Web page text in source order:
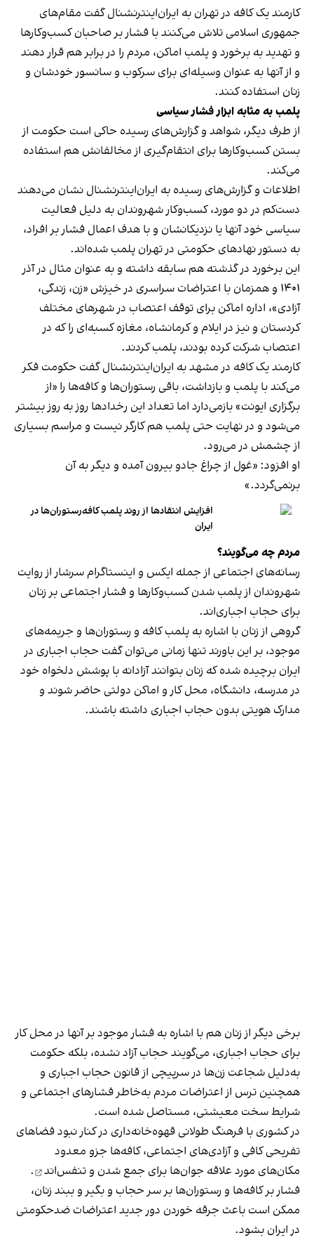
کارمند یک کافه در تهران به ایران‌اینترنشنال گفت مقام‌های
جمهوری اسلامی تلاش می‌کنند با فشار بر صاحبان کسب‌وکارها
و تهدید به برخورد و پلمب اماکن، مردم را در برابر هم قرار دهند
و از آنها به عنوان وسیله‌ای برای سرکوب و سانسور خودشان و
زنان استفاده کنند.
پلمب به مثابه ابزار فشار سیاسی
از طرف دیگر، شواهد و گزارش‌های رسیده حاکی است حکومت از
بستن کسب‌وکارها برای انتقام‌گیری از مخالفانش هم استفاده
می‌کند.
اطلاعات و گزارش‌های رسیده به ایران‌اینترنشنال نشان می‌دهند
دست‌کم در دو مورد، کسب‌وکار شهروندان به دلیل فعالیت
سیاسی خود آنها یا نزدیکانشان و با هدف اعمال فشار بر افراد،
به دستور نهادهای حکومتی در تهران پلمب شده‌اند.
این برخورد در گذشته هم سابقه داشته و به عنوان مثال در آذر
۱۴۰۱ و همزمان با اعتراضات سراسری در خیزش «زن، زندگی،
آزادی»، اداره اماکن برای توقف اعتصاب در شهرهای مختلف
کردستان و نیز در ایلام و کرمانشاه، مغازه کسبه‌ای را که در
اعتصاب شرکت کرده بودند، پلمب کردند.
کارمند یک کافه در مشهد به ایران‌اینترنشنال گفت حکومت فکر
می‌کند با پلمب و بازداشت، باقی رستوران‌ها و کافه‌ها را «از
برگزاری ایونت» بازمی‌دارد اما تعداد این رخدادها روز به روز بیشتر
می‌شود و در نهایت حتی پلمب هم کارگر نیست و مراسم بسیاری
از چشمش در می‌رود.
او افزود: «غول از چراغ جادو بیرون آمده و دیگر به آن
برنمی‎‌گردد.»
افزایش انتقادها از روند پلمب کافه‌رستوران‌ها در
ایران
مردم چه می‌گویند؟
رسانه‎‌های اجتماعی از جمله ایکس و اینستاگرام سرشار از روایت
شهروندان از پلمب شدن کسب‌وکارها و فشار اجتماعی بر زنان
برای حجاب اجباری‌اند.
گروهی از زنان با اشاره به پلمب کافه و رستوران‌ها و جریمه‌های
موجود، بر این باورند تنها زمانی می‌توان گفت حجاب اجباری در
ایران برچیده شده که زنان بتوانند آزادانه با پوشش دلخواه خود
در مدرسه، دانشگاه، محل کار و اماکن دولتی حاضر شوند و
مدارک هویتی بدون حجاب اجباری داشته باشند.
برخی دیگر از زنان هم با اشاره به فشار موجود بر آنها در محل کار
برای حجاب اجباری، می‌گویند حجاب آزاد نشده، بلکه حکومت
به‌دلیل شجاعت زن‌ها در سرپیچی از قانون حجاب اجباری و
همچنین ترس از اعتراضات مردم به‌خاطر فشارهای اجتماعی و
شرایط سخت معیشتی، مستاصل شده است.
در کشوری با فرهنگ طولانی قهوه‌‌خانه‌داری در کنار نبود فضاهای
تفریحی کافی و آزادی‌های اجتماعی، کافه‌ها جزو معدود
مکان‌های مورد علاقه جوان‌ها برای جمع شدن و تنفس‌اند
.
فشار بر کافه‌ها و رستوران‌ها بر سر حجاب و بگیر و ببند زنان،
ممکن است باعث جرقه خوردن دور جدید اعتراضات ضدحکومتی
در ایران بشود.